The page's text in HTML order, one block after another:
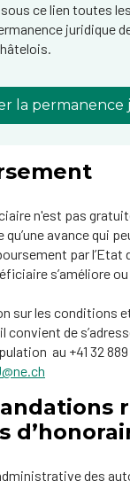
ce lien toutes
juridique
.
la permanence
n'est pas
avance qui
par l’Etat
s’améliore ou
sur les conditions
convient de
au +41 32
des